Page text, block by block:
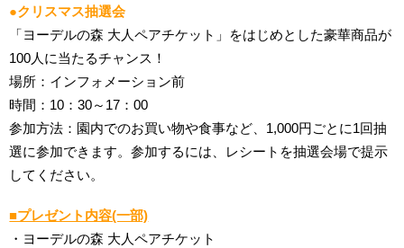
●クリスマス抽選会
「ヨーデルの森 大人ペアチケット」をはじめとした豪華商品が
100人に当たるチャンス！
場所：インフォメーション前
時間：10：30～17：00
参加方法：園内でのお買い物や食事など、1,000円ごとに1回抽
選に参加できます。参加するには、レシートを抽選会場で提示
してください。
■プレゼント内容(一部)
・ヨーデルの森 大人ペアチケット